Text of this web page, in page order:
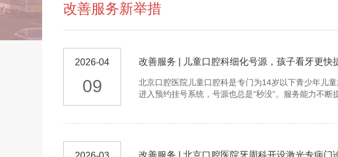
改善服务新举措
2026-04
09
改善服务 | 儿童口腔科细化号源，孩子看牙更快
北京口腔医院儿童口腔科是专门为14岁以下青少年儿
进入预约挂号系统，号源也总是“秒没”。服务能力不
改善服务 | 北京口腔医院牙周科开设激光专病门